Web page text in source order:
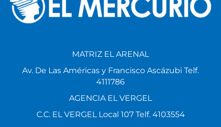
MATRIZ EL ARENAL
Av. De Las Américas y Francisco Ascázubi Telf.
4111786
AGENCIA EL VERGEL
C.C. EL VERGEL Local 107 Telf. 4103554